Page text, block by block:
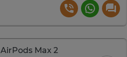
AirPods Max 2